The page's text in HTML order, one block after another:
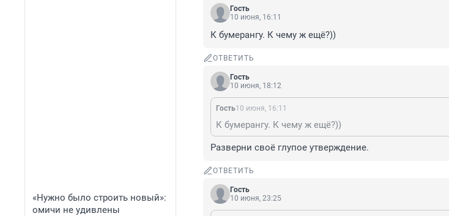
«Нужно было строить новый»:
омичи не удивлены
Гость
10 июня, 16:11
К бумерангу. К чему ж ещё?))
ОТВЕТИТЬ
Гость
10 июня, 18:12
Гость10 июня, 16:11
К бумерангу. К чему ж ещё?))
Разверни своё глупое утверждение.
ОТВЕТИТЬ
Гость
10 июня, 23:25